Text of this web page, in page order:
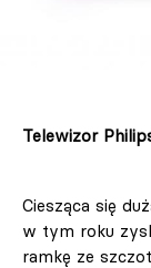
Telewizor
Ciesząca się
w tym roku
ramkę ze